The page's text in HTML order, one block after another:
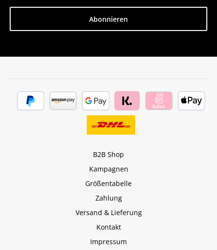
Abonnieren
B2B Shop
Kampagnen
Größentabelle
Zahlung
Versand & Lieferung
Kontakt
Impressum